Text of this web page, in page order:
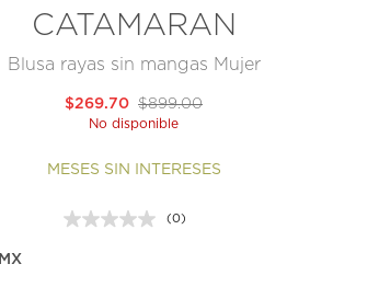
CATAMARAN
Blusa rayas sin mangas Mujer
$899.00
$269.70
No disponible
MESES SIN INTERESES
Sin
(0)
MX